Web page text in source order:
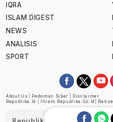
IQRA
ISLAM DIGEST
NEWS
ANALISIS
SPORT
About Us Pedoman Siber
Disclaimer
Republika.id
Ihram.republika.co.id